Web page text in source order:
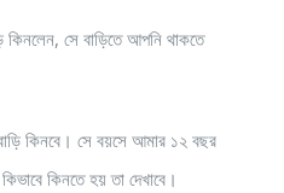
কিনলেন, সে বাড়িতে আপনি থাকতে
কিনবে। সে বয়সে আমার ১২ বছর
কিনতে হয় তা দেখাবে।